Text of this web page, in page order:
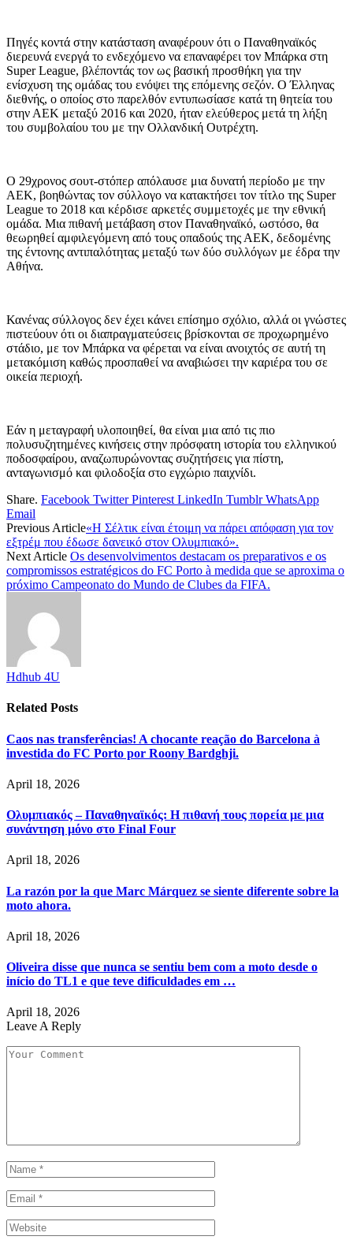
Πηγές κοντά στην κατάσταση αναφέρουν ότι ο Παναθηναϊκός
διερευνά ενεργά το ενδεχόμενο να επαναφέρει τον Μπάρκα στη
Super League, βλέποντάς τον ως βασική προσθήκη για την
ενίσχυση της ομάδας του ενόψει της επόμενης σεζόν. Ο Έλληνας
διεθνής, ο οποίος στο παρελθόν εντυπωσίασε κατά τη θητεία του
στην ΑΕΚ μεταξύ 2016 και 2020, ήταν ελεύθερος μετά τη λήξη
του συμβολαίου του με την Ολλανδική Ουτρέχτη.
Ο 29χρονος σουτ-στόπερ απόλαυσε μια δυνατή περίοδο με την
ΑΕΚ, βοηθώντας τον σύλλογο να κατακτήσει τον τίτλο της Super
League το 2018 και κέρδισε αρκετές συμμετοχές με την εθνική
ομάδα. Μια πιθανή μετάβαση στον Παναθηναϊκό, ωστόσο, θα
θεωρηθεί αμφιλεγόμενη από τους οπαδούς της ΑΕΚ, δεδομένης
της έντονης αντιπαλότητας μεταξύ των δύο συλλόγων με έδρα την
Αθήνα.
Κανένας σύλλογος δεν έχει κάνει επίσημο σχόλιο, αλλά οι γνώστες
πιστεύουν ότι οι διαπραγματεύσεις βρίσκονται σε προχωρημένο
στάδιο, με τον Μπάρκα να φέρεται να είναι ανοιχτός σε αυτή τη
μετακόμιση καθώς προσπαθεί να αναβιώσει την καριέρα του σε
οικεία περιοχή.
Εάν η μεταγραφή υλοποιηθεί, θα είναι μια από τις πιο
πολυσυζητημένες κινήσεις στην πρόσφατη ιστορία του ελληνικού
ποδοσφαίρου, αναζωπυρώνοντας συζητήσεις για πίστη,
ανταγωνισμό και φιλοδοξία στο εγχώριο παιχνίδι.
Share. Facebook Twitter Pinterest LinkedIn Tumblr WhatsApp
Email
Previous Article«Η Σέλτικ είναι έτοιμη να πάρει απόφαση για τον
εξτρέμ που έδωσε δανεικό στον Ολυμπιακό».
Next Article Os desenvolvimentos destacam os preparativos e os
compromissos estratégicos do FC Porto à medida que se aproxima o
próximo Campeonato do Mundo de Clubes da FIFA.
Hdhub 4U
Related Posts
Caos nas transferências! A chocante reação do Barcelona à
investida do FC Porto por Roony Bardghji.
April 18, 2026
Ολυμπιακός – Παναθηναϊκός: Η πιθανή τους πορεία με μια
συνάντηση μόνο στο Final Four
April 18, 2026
La razón por la que Marc Márquez se siente diferente sobre la
moto ahora.
April 18, 2026
Oliveira disse que nunca se sentiu bem com a moto desde o
início do TL1 e que teve dificuldades em …
April 18, 2026
Leave A Reply